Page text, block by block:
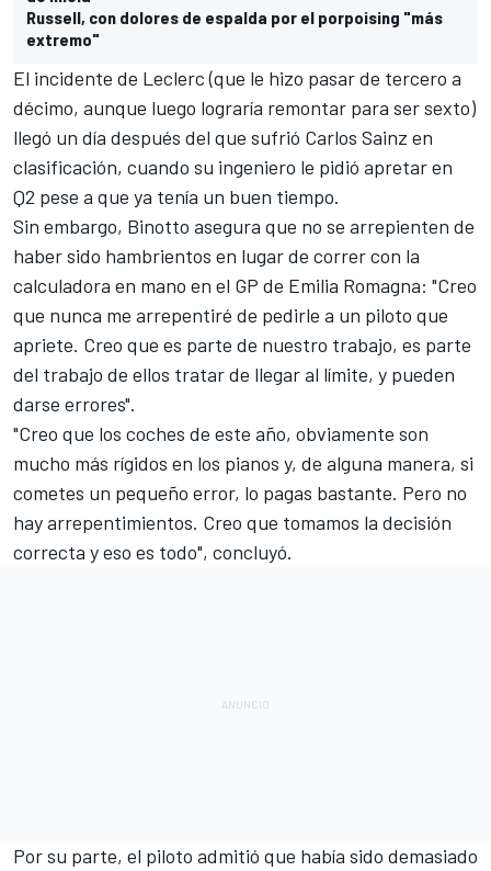
Russell, con dolores de espalda por el porpoising "más
extremo"
El incidente de Leclerc (que le hizo pasar de tercero a
décimo, aunque luego lograría remontar para ser sexto)
llegó un día después del que sufrió Carlos Sainz en
clasificación, cuando su ingeniero le pidió apretar en
Q2 pese a que ya tenía un buen tiempo.
Sin embargo, Binotto asegura que no se arrepienten de
haber sido hambrientos en lugar de correr con la
calculadora en mano en el GP de Emilia Romagna: "Creo
que nunca me arrepentiré de pedirle a un piloto que
apriete. Creo que es parte de nuestro trabajo, es parte
del trabajo de ellos tratar de llegar al límite, y pueden
darse errores".
"Creo que los coches de este año, obviamente son
mucho más rígidos en los pianos y, de alguna manera, si
cometes un pequeño error, lo pagas bastante. Pero no
hay arrepentimientos. Creo que tomamos la decisión
correcta y eso es todo", concluyó.
Por su parte, el piloto admitió que había sido demasiado